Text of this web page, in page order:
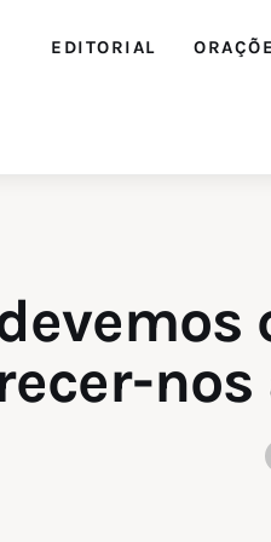
EDITORIAL
nos